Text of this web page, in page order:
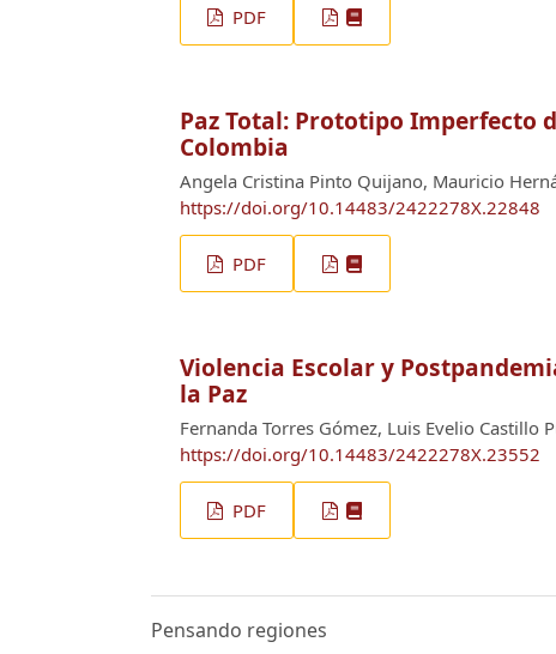
PDF
Paz Total: Prototipo Imperfecto
Colombia
Angela Cristina Pinto Quijano, Mauricio
https://doi.org/10.14483/2422278X.22848
PDF
Violencia Escolar y
la Paz
Fernanda Torres Gómez, Luis Evelio Castillo
https://doi.org/10.14483/2422278X.23552
PDF
Pensando regiones